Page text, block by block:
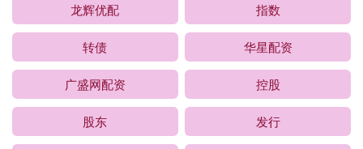
龙辉优配 指数
转债 华星配资
广盛网配资 控股
股东 发行